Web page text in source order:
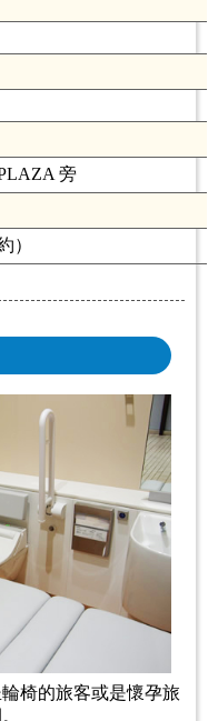
旁
）
椅的旅客或是懷孕旅